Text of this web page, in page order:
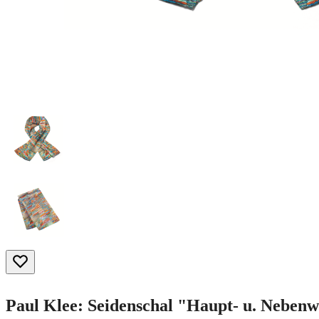
Paul Klee: Seidenschal "Haupt- u.